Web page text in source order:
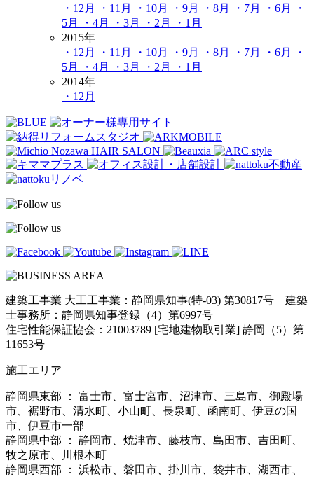
・12月
・11月 ・10月 ・9月 ・8月 ・7月 ・6月
・
5月
・4月 ・3月 ・2月
・1月
2015年
・12月
・11月 ・10月 ・9月 ・8月 ・7月 ・6月
・
5月
・4月 ・3月 ・2月
・1月
2014年
・12月
建築工事業 大工工事業：静岡県知事(特-03) 第30817号 建築
士事務所：静岡県知事登録（4）第6997号
住宅性能保証協会：21003789 [宅地建物取引業] 静岡（5）第
11653号
施工エリア
静岡県東部 ： 富士市、富士宮市、沼津市、三島市、御殿場
市、裾野市、清水町、小山町、長泉町、函南町、伊豆の国
市、伊豆市一部
静岡県中部 ： 静岡市、焼津市、藤枝市、島田市、吉田町、
牧之原市、川根本町
静岡県西部 ： 浜松市、磐田市、掛川市、袋井市、湖西市、